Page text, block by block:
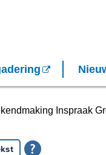
Inspraak